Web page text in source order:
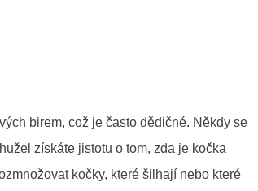
birem, což je často dědičné. Někdy se
získáte jistotu o tom, zda je kočka
kočky, které šilhají nebo které